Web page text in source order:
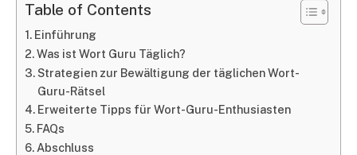
Table of Contents
Einführung
Was ist Wort Guru Täglich?
Strategien zur Bewältigung der täglichen Wort-
Guru-Rätsel
Erweiterte Tipps für Wort-Guru-Enthusiasten
FAQs
Abschluss